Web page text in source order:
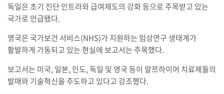
독일은 초기 진단 인트라와 급여제도의 강화 등으로 주목받고 있는
국가로 언급됐다.
영국은 국가보건 서비스(NHS)가 지원하는 임상연구 생태계가
활발하게 가동되고 있는 현실에 보고서는 주목했다.
보고서는 미국, 일본, 인도, 독일 및 영국 등이 알쯔하이머 치료제들의
발매와 기술혁신을 주도하고 있다고 강조했다.